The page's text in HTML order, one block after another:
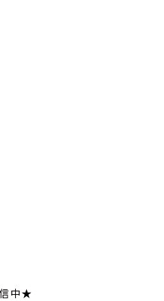
ンを配信中★